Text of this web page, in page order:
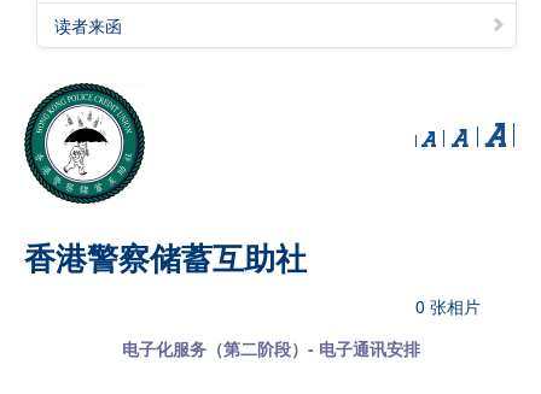
读者来函
香港警察储蓄互助社
0 张相片
电子化服务（第二阶段）- 电子通讯安排